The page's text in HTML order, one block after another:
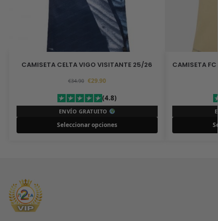
CAMISETA CELTA VIGO VISITANTE 25/26
€34.90 €29.90
(4.8)
ENVÍO GRATUITO
Seleccionar opciones
CAMISETA